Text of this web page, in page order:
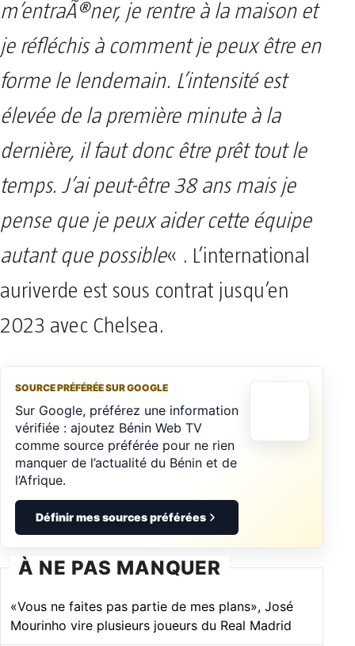
m’entraÃ®ner, je rentre à la maison et
je réfléchis à comment je peux être en
forme le lendemain. L’intensité est
élevée de la première minute à la
dernière, il faut donc être prêt tout le
temps. J’ai peut-être 38 ans mais je
pense que je peux aider cette équipe
autant que possible« . L’international
auriverde est sous contrat jusqu’en
2023 avec Chelsea.
SOURCE PRÉFÉRÉE SUR GOOGLE
Sur Google, préférez une information
vérifiée : ajoutez Bénin Web TV
comme source préférée pour ne rien
manquer de l’actualité du Bénin et de
l’Afrique.
Définir mes sources préférées
À NE PAS MANQUER
«Vous ne faites pas partie de mes plans», José
Mourinho vire plusieurs joueurs du Real Madrid